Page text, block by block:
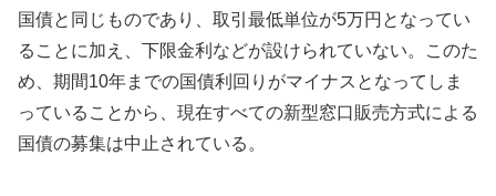
国債と同じものであり、取引最低単位が5万円となってい
ることに加え、下限金利などが設けられていない。このた
め、期間10年までの国債利回りがマイナスとなってしま
っていることから、現在すべての新型窓口販売方式による
国債の募集は中止されている。